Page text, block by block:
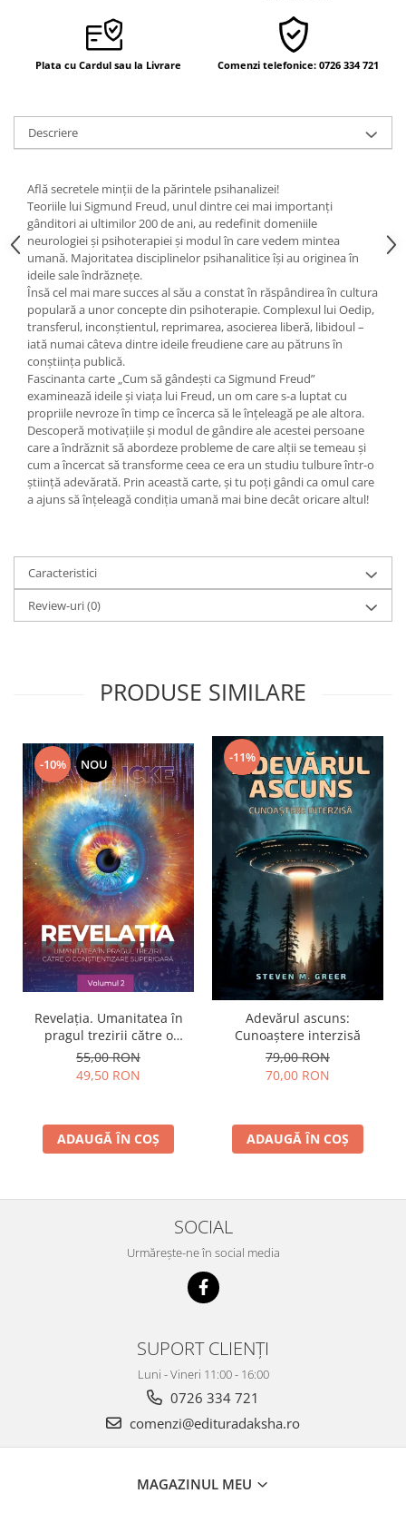
Psihologie practică
Lumea îngerilor
Inspiraţie divină
Îngeri
Vindecare spirituală
Viaţa de după moarte
Cristale
Supă de pui pentru suflet
Yoga
Oracol
Spiritualitate şi ştiinţă
Fără categorie
Cunoaștere
Plata cu Cardul sau la Livrare Comenzi telefonice: 0726 334 721
Descriere
Află secretele minții de la părintele psihanalizei!
Teoriile lui Sigmund Freud, unul dintre cei mai importanți
gânditori ai ultimilor 200 de ani, au redefinit domeniile
neurologiei și psihoterapiei și modul în care vedem mintea
umană. Majoritatea disciplinelor psihanalitice își au originea în
ideile sale îndrăznețe.
Însă cel mai mare succes al său a constat în răspândirea în cultura
populară a unor concepte din psihoterapie. Complexul lui Oedip,
transferul, inconștientul, reprimarea, asocierea liberă, libidoul –
iată numai câteva dintre ideile freudiene care au pătruns în
conștiința publică.
Fascinanta carte „Cum să gândești ca Sigmund Freud”
examinează ideile și viața lui Freud, un om care s-a luptat cu
propriile nevroze în timp ce încerca să le înțeleagă pe ale altora.
Descoperă motivațiile și modul de gândire ale acestei persoane
care a îndrăznit să abordeze probleme de care alții se temeau și
cum a încercat să transforme ceea ce era un studiu tulbure într-o
știință adevărată. Prin această carte, și tu poți gândi ca omul care
a ajuns să înțeleagă condiția umană mai bine decât oricare altul!
Caracteristici
Review-uri(0)
PRODUSE SIMILARE
-10% NOU
Revelația. Umanitatea în
pragul trezirii către o
conştientizare superioară,
volumul 2
55,00 RON
49,50 RON
ADAUGĂ ÎN COȘ
-11%
Adevărul ascuns:
Cunoaștere interzisă
79,00 RON
70,00 RON
ADAUGĂ ÎN COȘ
SOCIAL
Urmărește-ne în social media
SUPORT CLIENȚI
Luni - Vineri 11:00 - 16:00
0726 334 721
comenzi@edituradaksha.ro
MAGAZINUL MEU